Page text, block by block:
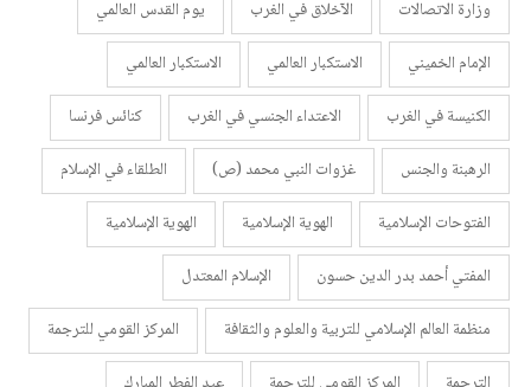
وزارة الاتصالات
الآخلاق في الغرب
يوم القدس العالمي
الإمام الخميني
الاستكبار العالمي
الاستكبار العالمي
الكنيسة في الغرب
الاعتداء الجنسي في الغرب
كنائس فرنسا
الرهبنة والجنس
غزوات النبي محمد (ص)
الطلقاء في الإسلام
الفتوحات الإسلامية
الهوية الإسلامية
الهوية الإسلامية
المفتي أحمد بدر الدين حسون
الإسلام المعتدل
منظمة العالم الإسلامي للتربية والعلوم والثقافة
المركز القومي للترجمة